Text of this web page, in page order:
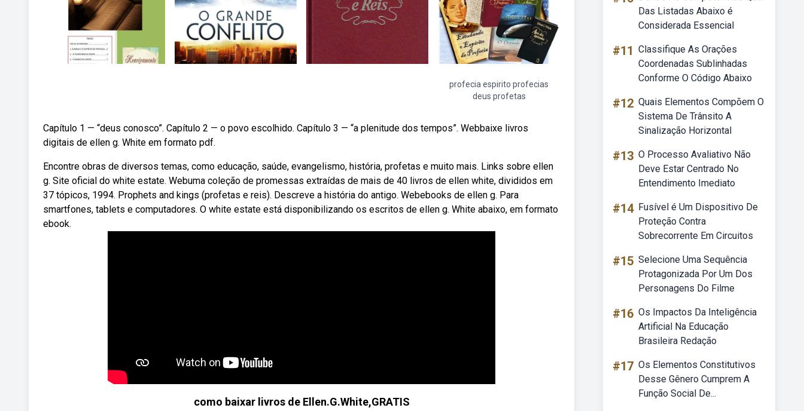
profecia espirito profecias
deus profetas
Capítulo 1 — “deus conosco”. Capítulo 2 — o povo escolhido. Capítulo 3 — “a plenitude dos tempos”. Webbaixe livros
digitais de ellen g. White em formato pdf.
Encontre obras de diversos temas, como educação, saúde, evangelismo, história, profetas e muito mais. Links sobre ellen
g. Site oficial do white estate. Webuma coleção de promessas extraídas de mais de 40 livros de ellen white, divididos em
37 tópicos, 1994. Prophets and kings (profetas e reis). Descreve a história do antigo. Webebooks de ellen g. Para
smartfones, tablets e computadores. O white estate está disponibilizando os escritos de ellen g. White abaixo, em formato
ebook.
como baixar livros de Ellen.G.White,GRATIS
Das Listadas Abaixo é
Considerada Essencial
#11 Classifique As Orações
Coordenadas Sublinhadas
Conforme O Código Abaixo
#12 Quais Elementos Compõem O
Sistema De Trânsito A
Sinalização Horizontal
#13 O Processo Avaliativo Não
Deve Estar Centrado No
Entendimento Imediato
#14 Fusível é Um Dispositivo De
Proteção Contra
Sobrecorrente Em Circuitos
#15 Selecione Uma Sequência
Protagonizada Por Um Dos
Personagens Do Filme
#16 Os Impactos Da Inteligência
Artificial Na Educação
Brasileira Redação
#17 Os Elementos Constitutivos
Desse Gênero Cumprem A
Função Social De...